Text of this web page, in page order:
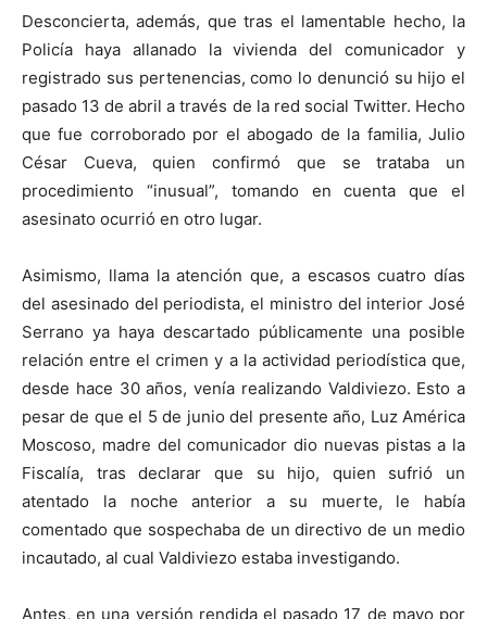
Desconcierta, además, que tras el lamentable hecho, la
Policía haya allanado la vivienda del comunicador y
registrado sus pertenencias, como lo denunció su hijo el
pasado 13 de abril a través de la red social Twitter. Hecho
que fue corroborado por el abogado de la familia, Julio
César Cueva, quien confirmó que se trataba un
procedimiento “inusual”, tomando en cuenta que el
asesinato ocurrió en otro lugar.
Asimismo, llama la atención que, a escasos cuatro días
del asesinado del periodista, el ministro del interior José
Serrano ya haya descartado públicamente una posible
relación entre el crimen y a la actividad periodística que,
desde hace 30 años, venía realizando Valdiviezo. Esto a
pesar de que el 5 de junio del presente año, Luz América
Moscoso, madre del comunicador dio nuevas pistas a la
Fiscalía, tras declarar que su hijo, quien sufrió un
atentado la noche anterior a su muerte, le había
comentado que sospechaba de un directivo de un medio
incautado, al cual Valdiviezo estaba investigando.
Antes, en una versión rendida el pasado 17 de mayo por